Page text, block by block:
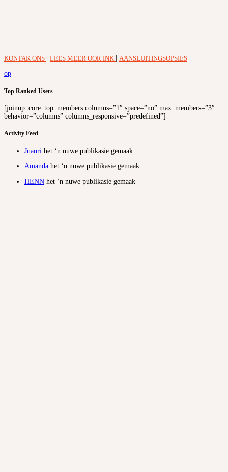
KONTAK ONS LEES MEER OOR INK
AANSLUITINGSOPSIES
op
Top Ranked Users
[joinup_core_top_members columns=”1″ space=”no” max_members=”3″
behavior=”columns” columns_responsive=”predefined”]
Activity Feed
Juanri het ‘n nuwe publikasie gemaak
Amanda het ‘n nuwe publikasie gemaak
HENN het ‘n nuwe publikasie gemaak